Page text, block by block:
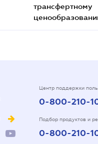
трансфертному
Центр поддержки
0-800-210-
Подбор продуктов и
0-800-210-